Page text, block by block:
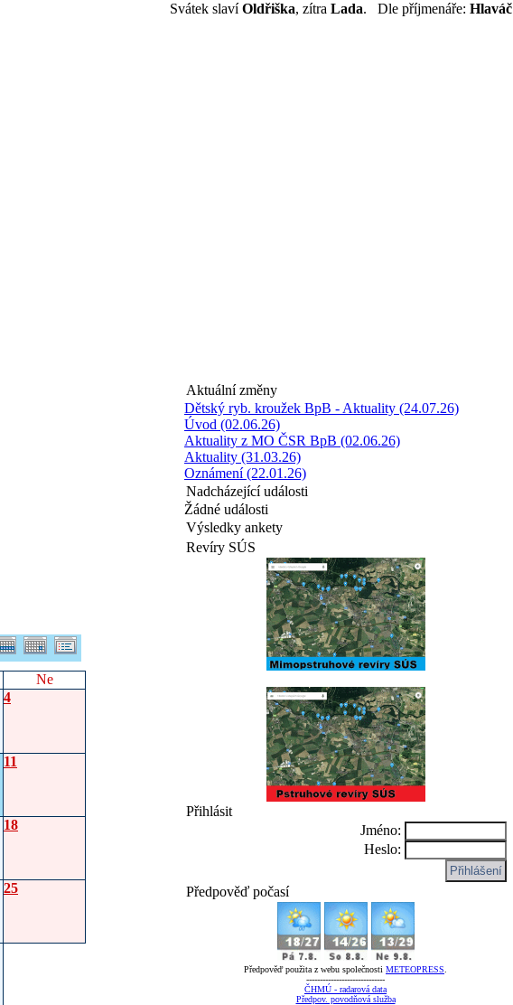
Svátek slavíOldřiška, zítra Lada. Dle příjmenáře: Hlaváč
Ne
4
11
18
25
Aktuální změny
Dětský ryb. kroužek BpB - Aktuality (24.07.26)
Úvod (02.06.26)
Aktuality z MO ČSR BpB (02.06.26)
Aktuality (31.03.26)
Oznámení (22.01.26)
Nadcházející události
Žádné události
Výsledky ankety
Revíry SÚS
Přihlásit
Jméno:
Heslo:
Předpověď počasí
Předpověď použita z webu společnosti METEOPRESS
-----------------------------
ČHMÚ - radarová data
Předpov. povodňová služba